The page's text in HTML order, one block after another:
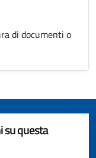
di documenti o
su questa